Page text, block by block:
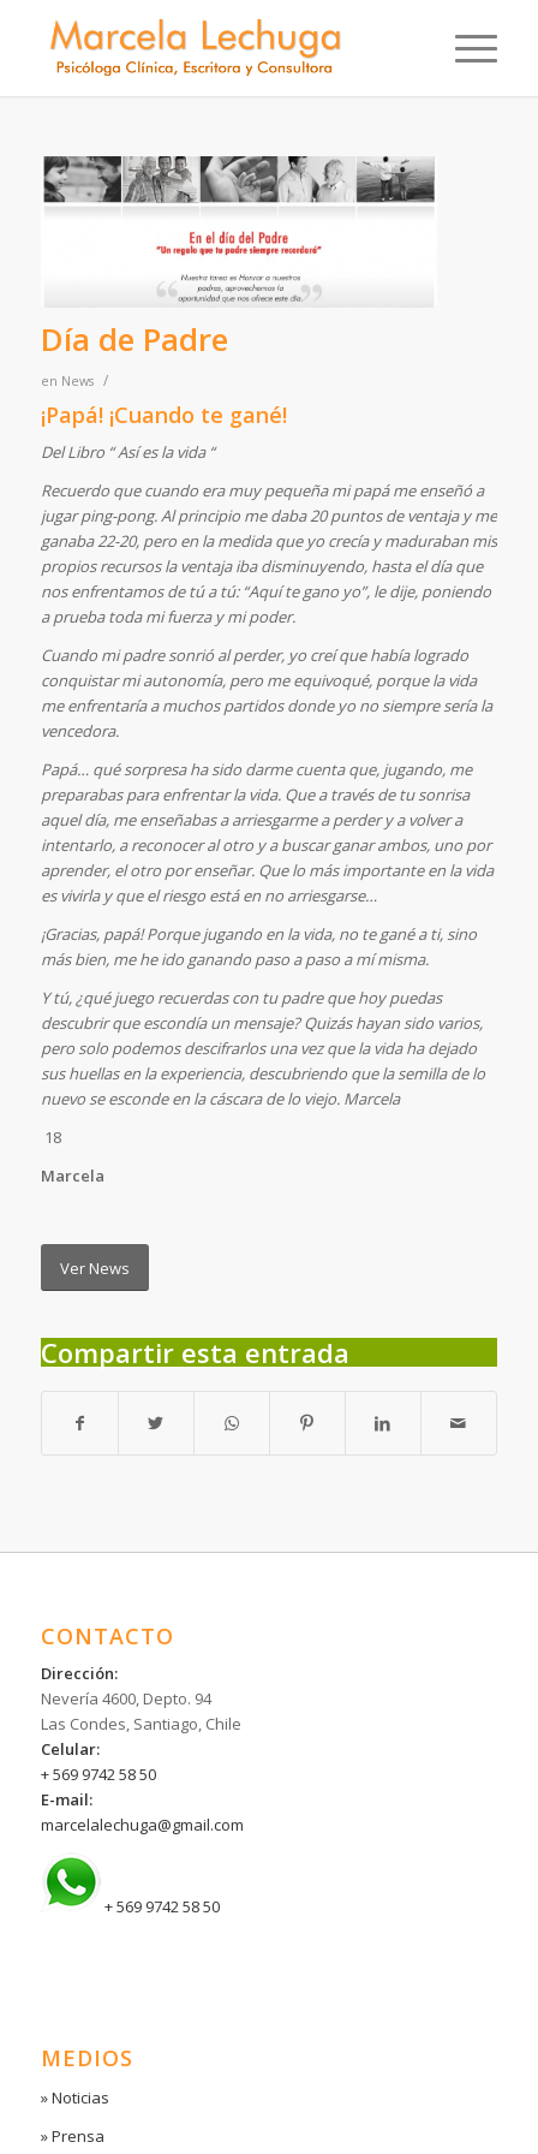
Día de Padre
en News /
¡Papá! ¡Cuando te gané!
Del Libro “ Así es la vida “
Recuerdo que cuando era muy pequeña mi papá me enseñó a
jugar ping-pong. Al principio me daba 20 puntos de ventaja y me
ganaba 22-20, pero en la medida que yo crecía y maduraban mis
propios recursos la ventaja iba disminuyendo, hasta el día que
nos enfrentamos de tú a tú: “Aquí te gano yo”, le dije, poniendo
a prueba toda mi fuerza y mi poder.
Cuando mi padre sonrió al perder, yo creí que había logrado
conquistar mi autonomía, pero me equivoqué, porque la vida
me enfrentaría a muchos partidos donde yo no siempre sería la
vencedora.
Papá… qué sorpresa ha sido darme cuenta que, jugando, me
preparabas para enfrentar la vida. Que a través de tu sonrisa
aquel día, me enseñabas a arriesgarme a perder y a volver a
intentarlo, a reconocer al otro y a buscar ganar ambos, uno por
aprender, el otro por enseñar. Que lo más importante en la vida
es vivirla y que el riesgo está en no arriesgarse…
¡Gracias, papá! Porque jugando en la vida, no te gané a ti, sino
más bien, me he ido ganando paso a paso a mí misma.
Y tú, ¿qué juego recuerdas con tu padre que hoy puedas
descubrir que escondía un mensaje? Quizás hayan sido varios,
pero solo podemos descifrarlos una vez que la vida ha dejado
sus huellas en la experiencia, descubriendo que la semilla de lo
nuevo se esconde en la cáscara de lo viejo. Marcela
18
Marcela
Ver News
Compartir esta entrada
CONTACTO
Dirección:
Nevería 4600, Depto. 94
Las Condes, Santiago, Chile
Celular:
+ 569 9742 58 50
E-mail:
marcelalechuga@gmail.com
+ 569 9742 58 50
MEDIOS
» Noticias
» Prensa